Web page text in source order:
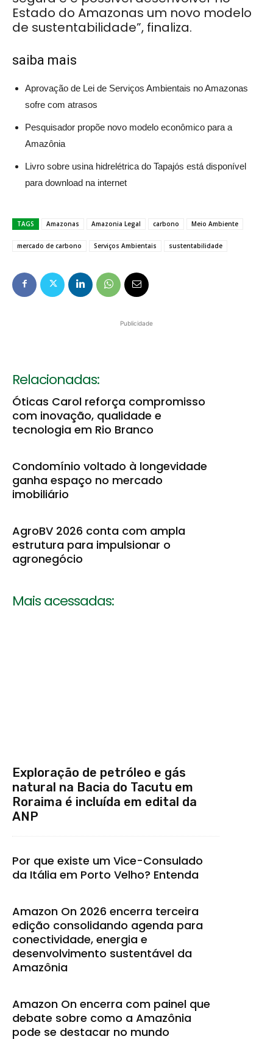
Estado do Amazonas um novo modelo
de sustentabilidade”, finaliza.
saiba mais
Aprovação de Lei de Serviços Ambientais no Amazonas
sofre com atrasos
Pesquisador propõe novo modelo econômico para a
Amazônia
Livro sobre usina hidrelétrica do Tapajós está disponível
para download na internet
TAGS Amazonas Amazonia Legal carbono Meio Ambiente
mercado de carbono Serviços Ambientais sustentabilidade
Publicidade
Relacionadas:
Óticas Carol reforça compromisso
com inovação, qualidade e
tecnologia em Rio Branco
Condomínio voltado à longevidade
ganha espaço no mercado
imobiliário
AgroBV 2026 conta com ampla
estrutura para impulsionar o
agronegócio
Mais acessadas:
Exploração de petróleo e gás
natural na Bacia do Tacutu em
Roraima é incluída em edital da
ANP
Por que existe um Vice-Consulado
da Itália em Porto Velho? Entenda
Amazon On 2026 encerra terceira
edição consolidando agenda para
conectividade, energia e
desenvolvimento sustentável da
Amazônia
Amazon On encerra com painel que
debate sobre como a Amazônia
pode se destacar no mundo